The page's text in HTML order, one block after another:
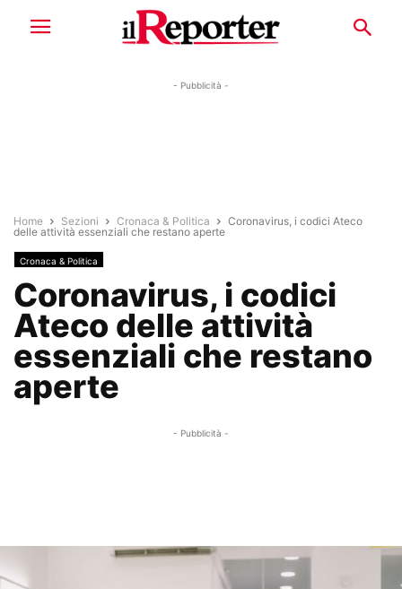
- Pubblicità -
Home Sezioni Cronaca & Politica
Coronavirus, i codici Ateco
delle attività essenziali che restano aperte
Cronaca & Politica
Coronavirus, i codici
Ateco delle attività
essenziali che restano
aperte
- Pubblicità -